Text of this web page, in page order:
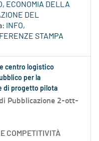
ECONOMIA DELLA
DEL
INFO,
STAMPA
centro logistico
per la
di progetto pilota
Pubblicazione 2-ott-
COMPETITIVITÀ